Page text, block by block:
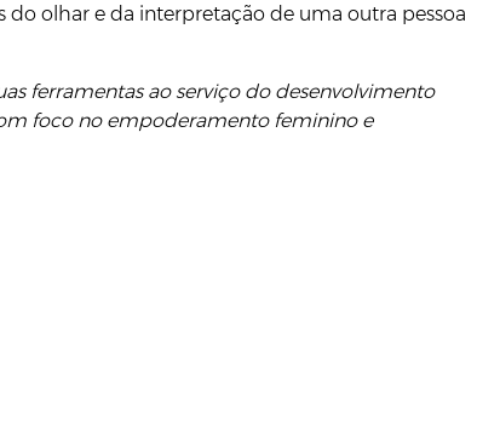
do olhar e da interpretação de uma outra pessoa
ferramentas ao serviço do desenvolvimento
foco no empoderamento feminino e